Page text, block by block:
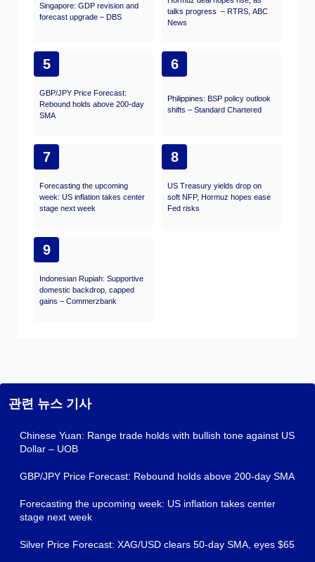
Singapore: GDP revision and
forecast upgrade – DBS
talks progress – RTRS, ABC
News
5
GBP/JPY Price Forecast:
Rebound holds above 200-day
SMA
6
Philippines: BSP policy outlook
shifts – Standard Chartered
7
Forecasting the upcoming
week: US inflation takes center
stage next week
8
US Treasury yields drop on
soft NFP, Hormuz hopes ease
Fed risks
9
Indonesian Rupiah: Supportive
domestic backdrop, capped
gains – Commerzbank
관련 뉴스 기사
Chinese Yuan: Range trade holds with bullish tone against US
Dollar – UOB
GBP/JPY Price Forecast: Rebound holds above 200-day SMA
Forecasting the upcoming week: US inflation takes center
stage next week
Silver Price Forecast: XAG/USD clears 50-day SMA, eyes $65